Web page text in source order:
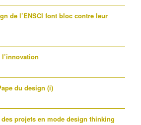
de l’ENSCI font bloc contre leur
du design (i)
des projets en mode design thinking